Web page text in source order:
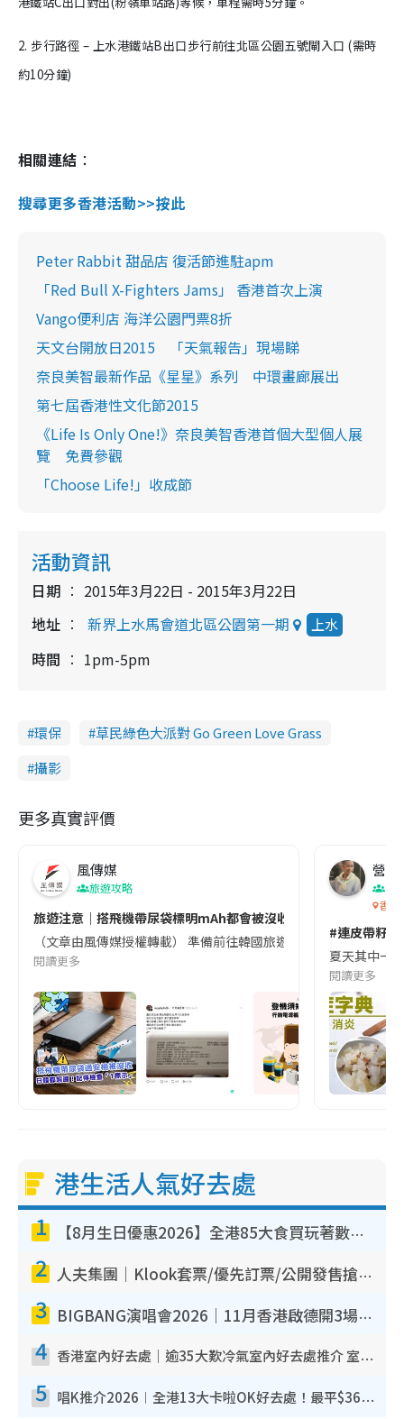
2. 步行路徑 – 上水港鐵站B出口步行前往北區公園五號閘入口 (需時
約10分鐘)
相關連結 ：
搜尋更多香港活動>>按此
Peter Rabbit 甜品店 復活節進駐apm
「Red Bull X-Fighters Jams」 香港首次上演
Vango便利店 海洋公園門票8折
天文台開放日2015 「天氣報告」現場睇
奈良美智最新作品《星星》系列 中環畫廊展出
第七屆香港性文化節2015
《Life Is Only One!》奈良美智香港首個大型個人展
覽 免費參觀
「Choose Life!」收成節
活動資訊
日期
2015年3月22日 - 2015年3月22日
地址
新界上水馬會道北區公園第一期 上水
時間 1pm-5pm
環保
草民綠色大派對 Go Green Love Grass
攝影
更多真實評價
風傳媒
旅遊攻略
旅遊注意｜搭飛機帶尿袋標明mAh都會被沒收😱出發前切記檢查
（文章由風傳媒授權轉載） 準備前往韓國旅遊的民眾，近期要
閱讀更多
營養
香港
#連皮帶籽
夏天其中一
閱讀更多
港生活人氣好去處
1 【8月生日優惠2026】全港85大食買玩著數攻略 自助餐/火鍋放題同行免費＋誠品/DONKI送現金券
2 人夫集團｜Klook套票/優先訂票/公開發售搶飛攻略！附票價.購票連結.場地座位表
3 BIGBANG演唱會2026｜11月香港啟德開3場！實名制VIP申請、優先購票攻略
4 香港室內好去處｜逾35大歎冷氣室內好去處推介 室內活動免費避雨無懼落雨
5 唱K推介2026︱全港13大卡啦OK好去處！最平$36起 日文K都有！(附地址+收費詳情)